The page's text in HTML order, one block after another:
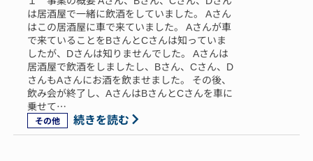
は居酒屋で一緒に飲酒をしていました。 Aさん
はこの居酒屋に車で来ていました。 Aさんが車
で来ていることをBさんとCさんは知っていま
したが、Dさんは知りませんでした。 Aさんは
居酒屋で飲酒をしましたし、Bさん、Cさん、D
さんもAさんにお酒を飲ませました。 その後、
飲み会が終了し、AさんはBさんとCさんを車に
乗せて…
その他 続きを読む